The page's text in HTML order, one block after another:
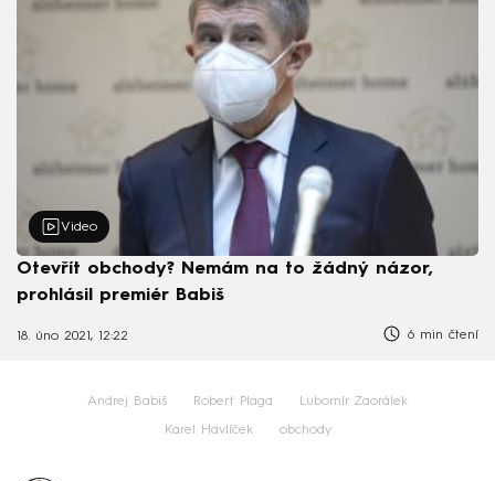
Video
Otevřít obchody? Nemám na to žádný názor,
prohlásil premiér Babiš
18. úno 2021, 12:22 6 min čtení
Andrej Babiš Robert Plaga Lubomír Zaorálek
Karel Havlíček obchody